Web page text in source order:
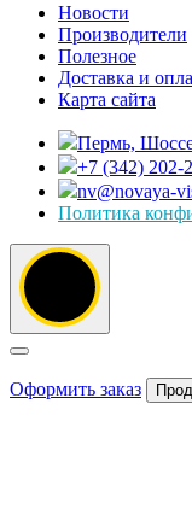
Новости
Производители
Полезное
Доставка и
Карта сайта
Пермь,
+7 (342) 202-
nv@novaya-
Политика
Оформить заказ